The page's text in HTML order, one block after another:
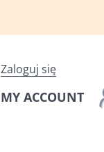
Zaloguj się
MY ACCOUNT